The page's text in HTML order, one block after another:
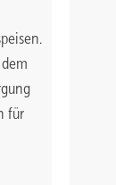
für